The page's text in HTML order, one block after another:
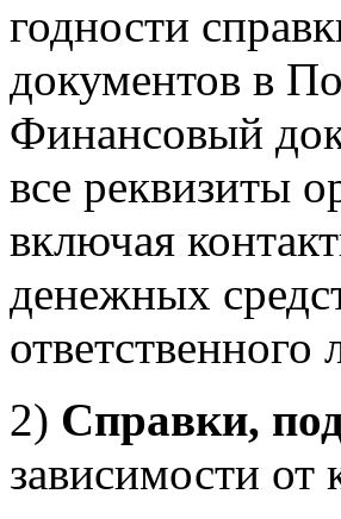
годности
документов в
Финансовый
все реквизиты
включая
денежных
ответственного
2) Справки,
зависимости от